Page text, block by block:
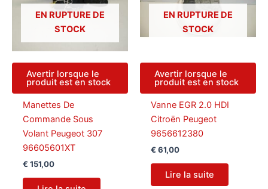
EN RUPTURE DE
STOCK
Avertir lorsque le
produit est en stock
Manettes De
Commande Sous
Volant Peugeot 307
96605601XT
€ 151,00
EN RUPTURE DE
STOCK
Avertir lorsque le
produit est en stock
Vanne EGR 2.0 HDI
Citroën Peugeot
9656612380
€ 61,00
Lire la suite